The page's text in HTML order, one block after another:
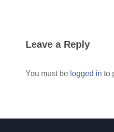
Leave a Reply
You must be logged in to